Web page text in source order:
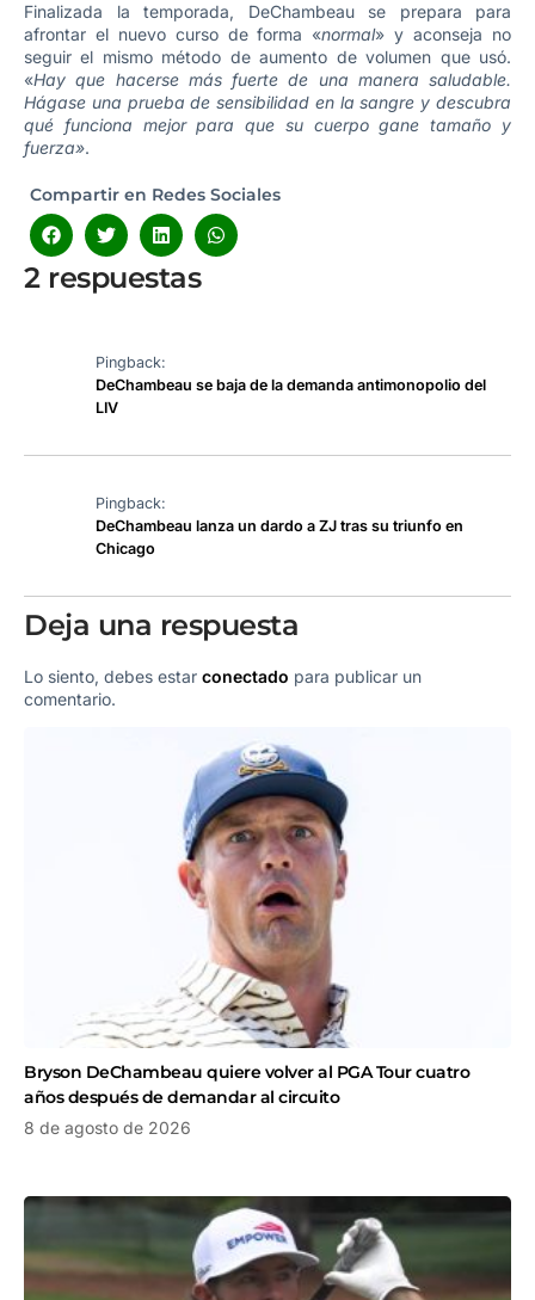
Finalizada la temporada, DeChambeau se prepara para
afrontar el nuevo curso de forma «normal» y aconseja no
seguir el mismo método de aumento de volumen que usó.
«Hay que hacerse más fuerte de una manera saludable.
Hágase una prueba de sensibilidad en la sangre y descubra
qué funciona mejor para que su cuerpo gane tamaño y
fuerza».
Compartir en Redes Sociales
2 respuestas
Pingback:
DeChambeau se baja de la demanda antimonopolio del
LIV
Pingback:
DeChambeau lanza un dardo a ZJ tras su triunfo en
Chicago
Deja una respuesta
Lo siento, debes estar conectado para publicar un
comentario.
Bryson DeChambeau quiere volver al PGA Tour cuatro
años después de demandar al circuito
8 de agosto de 2026